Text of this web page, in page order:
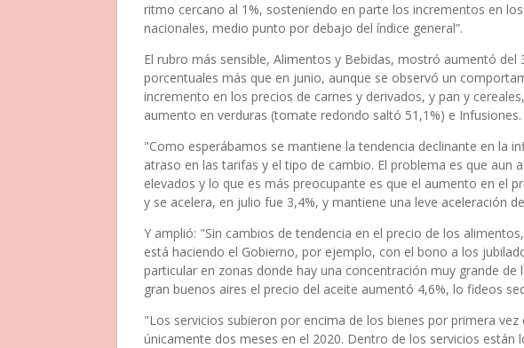
ritmo cercano al 1%, sosteniendo en parte los incrementos en
nacionales, medio punto por debajo del índice general”.
El rubro más sensible, Alimentos y Bebidas, mostró aumentó del
porcentuales más que en junio, aunque se observó un
incremento en los precios de carnes y derivados, y pan y
aumento en verduras (tomate redondo saltó 51,1%) e Infusiones.
"Como esperábamos se mantiene la tendencia declinante en la
atraso en las tarifas y el tipo de cambio. El problema es que aun
elevados y lo que es más preocupante es que el aumento en el
y se acelera, en julio fue 3,4%, y mantiene una leve aceleración
Y amplió: "Sin cambios de tendencia en el precio de los
está haciendo el Gobierno, por ejemplo, con el bono a los
particular en zonas donde hay una concentración muy grande de
gran buenos aires el precio del aceite aumentó 4,6%, lo fideos
"Los servicios subieron por encima de los bienes por primera vez
únicamente dos meses en el 2020. Dentro de los servicios están